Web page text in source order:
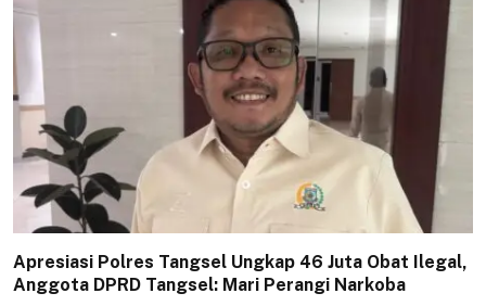
Apresiasi Polres Tangsel Ungkap 46 Juta Obat Ilegal,
Anggota DPRD Tangsel: Mari Perangi Narkoba